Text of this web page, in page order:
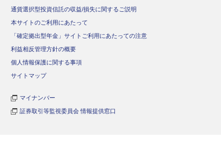
通貨選択型投資信託の収益/損失に関するご説明
本サイトのご利用にあたって
「確定拠出型年金」サイトご利用にあたっての注意
利益相反管理方針の概要
個人情報保護に関する事項
サイトマップ
マイナンバー
証券取引等監視委員会 情報提供窓口